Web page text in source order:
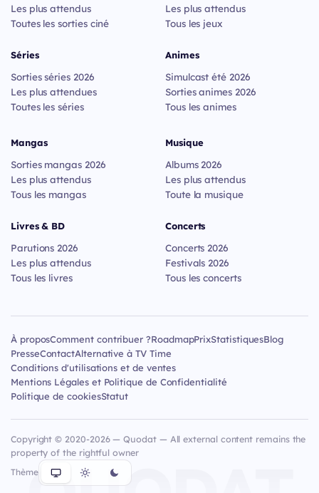
Les plus attendus
Toutes les sorties ciné
Séries
Sorties séries 2026
Les plus attendues
Toutes les séries
Les plus attendus
Tous les jeux
Animes
Simulcast été 2026
Sorties animes 2026
Tous les animes
Mangas
Sorties mangas 2026
Les plus attendus
Tous les mangas
Livres & BD
Parutions 2026
Les plus attendus
Tous les livres
Musique
Albums 2026
Les plus attendus
Toute la musique
Concerts
Concerts 2026
Festivals 2026
Tous les concerts
À proposComment contribuer ?RoadmapPrixStatistiquesBlog
PresseContactAlternative à TV Time
Conditions d'utilisations et de ventes
Mentions Légales et Politique de Confidentialité
Politique de cookiesStatut
Copyright © 2020-2026 — Quodat — All external content remains the
property of the rightful owner
Thème